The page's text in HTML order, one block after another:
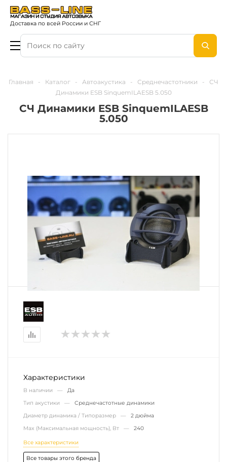
Доставка по всей России и СНГ
Главная - Каталог - Автоакустика - Среднечастотники -
СЧ
Динамики ESB SinquemILAESB 5.050
СЧ Динамики ESB SinquemILAESB
5.050
Характеристики
В наличии — Да
Тип акустики — Среднечастотные динамики
Диаметр динамика / Типоразмер — 2 дюйма
Max (Максимальная мощность), Вт — 240
Все характеристики
Все товары этого бренда